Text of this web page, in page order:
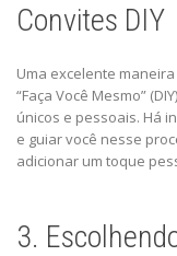
Convites DIY
Uma excelente
“Faça Você Mesmo”
únicos e pessoais. Há
e guiar você nesse
adicionar um toque
3.